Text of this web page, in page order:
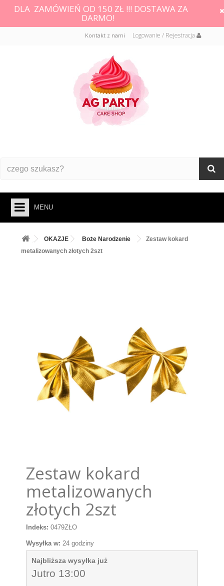
DLA ZAMÓWIEŃ OD 150 ZŁ !!! DOSTAWA ZA
DARMO!
Logowanie / Rejestracja
Kontakt z nami
MENU
PIECZENIE
PODKŁADY /PRZEKŁADKI/WSPORNIKI/BANKETÓWKI
OKAZJE Boże Narodzenie
Zestaw kokard
metalizowanych złotych 2szt
Zestaw kokard
metalizowanych
złotych 2szt
Indeks: 0479ZŁO
Wysyłka w: 24 godziny
Najbliższa wysyłka już
Jutro 13:00